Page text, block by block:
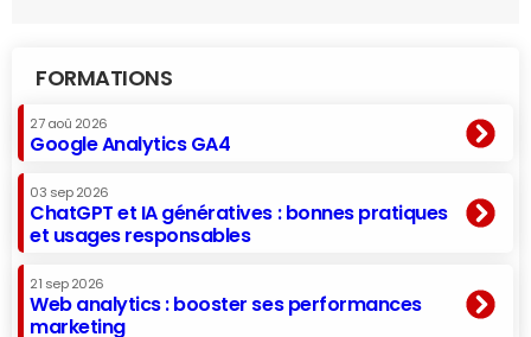
FORMATIONS
27 aoû 2026
Google Analytics GA4
03 sep 2026
ChatGPT et IA génératives : bonnes pratiques
et usages responsables
21 sep 2026
Web analytics : booster ses performances
marketing